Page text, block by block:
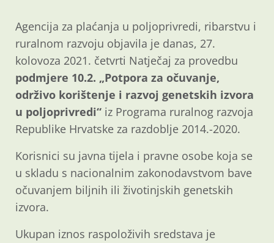
Agencija za plaćanja u poljoprivredi, ribarstvu i
ruralnom razvoju objavila je danas, 27.
kolovoza 2021. četvrti Natječaj za provedbu
podmjere 10.2. „Potpora za očuvanje,
održivo korištenje i razvoj genetskih izvora
u poljoprivredi“ iz Programa ruralnog razvoja
Republike Hrvatske za razdoblje 2014.-2020.
Korisnici su javna tijela i pravne osobe koja se
u skladu s nacionalnim zakonodavstvom bave
očuvanjem biljnih ili životinjskih genetskih
izvora.
Ukupan iznos raspoloživih sredstava je